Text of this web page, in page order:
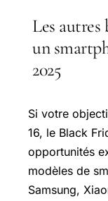
Les autres
un
2025
Si votre
16, le Black
opportunités
modèles de
Samsung,